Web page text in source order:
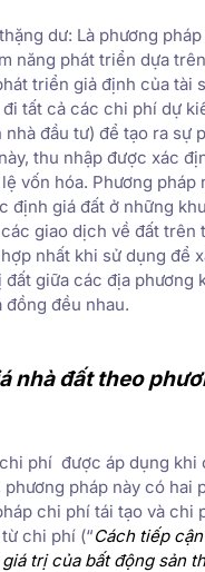
dư: Là phương
năng phát triển dựa
triển giả định của tài
tất cả các chi phí dự
nhà đầu tư) để tạo ra sự
thu nhập được xác
vốn hóa. Phương pháp
định giá đất ở những
giao dịch về đất trên
nhất khi sử dụng để
đất giữa các địa phương
đồng đều nhau.
nhàđấttheo
phí được áp dụng khi
pháp này có hai
chi phí tái tạo và chi
chi phí (“Cách tiếp
trị của bất động sản